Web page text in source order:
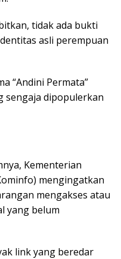
tidak ada bukti
asli perempuan
“Andini Permata”
sengaja dipopulerkan
Kementerian
mengingatkan
mengakses atau
yang belum
link yang beredar